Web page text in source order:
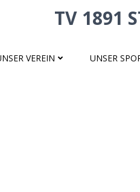
TV 1891
VEREIN UNSER